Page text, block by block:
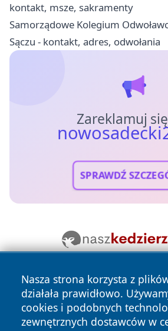
kontakt, msze, sakramenty
Samorządowe Kolegium
Sączu - kontakt, adres, odwołania
Zareklamuj
SPRAWDŹ
Nasza strona korzysta z
działała prawidłowo.
cookies i podobnych
zewnętrznych dostawców w